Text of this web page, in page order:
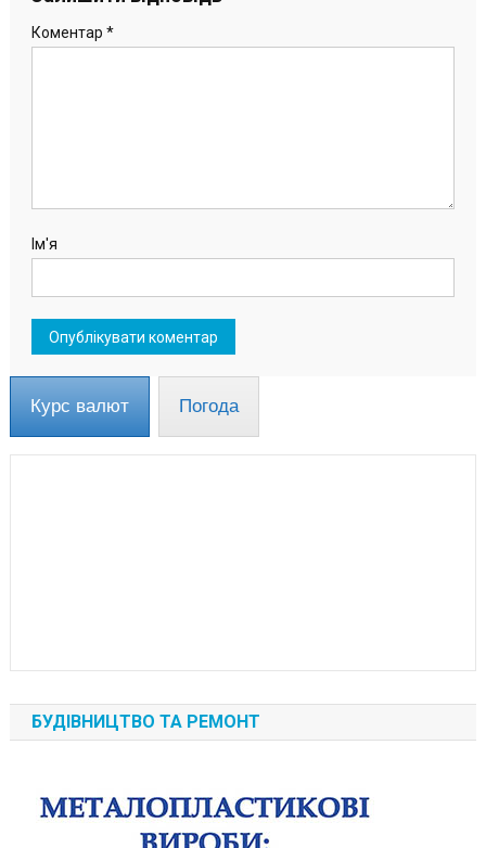
Коментар *
Ім'я
Курс валют Погода
БУДІВНИЦТВО ТА РЕМОНТ